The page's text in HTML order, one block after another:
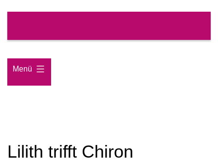
springen
Menü
Lilith trifft Chiron